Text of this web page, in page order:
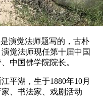
演觉法师题写的，古朴
觉法师现任第十届中国
中国佛学院院长。
平湖，生于1880年10月
、书法家、戏剧活动